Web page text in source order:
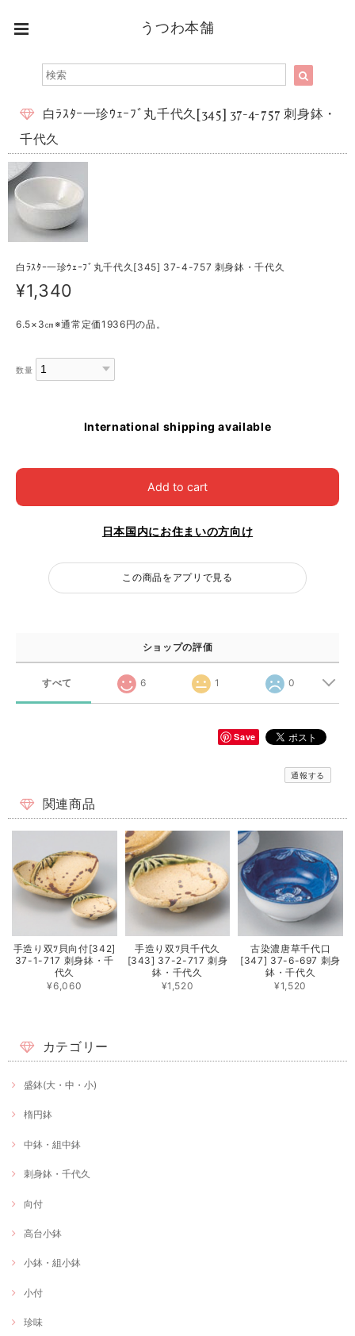
うつわ本舗
白ﾗｽﾀｰ一珍ｳｪｰﾌﾞ丸千代久[345] 37-4-757 刺身鉢・
千代久
白ﾗｽﾀｰ一珍ｳｪｰﾌﾞ丸千代久[345] 37-4-757 刺身鉢・千代久
¥1,340
6.5×3㎝※通常定価1936円の品。
数量
International shipping available
Add to cart
日本国内にお住まいの方向け
この商品をアプリで見る
ショップの評価
すべて 6 1 0
Save
通報する
関連商品
手造り双ﾂ貝向付[342]
37-1-717 刺身鉢・千
代久
¥6,060
手造り双ﾂ貝千代久
[343] 37-2-717 刺身
鉢・千代久
¥1,520
古染濃唐草千代口
[347] 37-6-697 刺身
鉢・千代久
¥1,520
カテゴリー
盛鉢(大・中・小)
楕円鉢
中鉢・組中鉢
刺身鉢・千代久
向付
高台小鉢
小鉢・組小鉢
小付
珍味